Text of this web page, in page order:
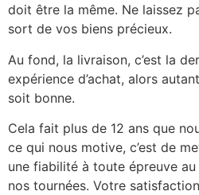
doit être la même. Ne laissez
sort de vos biens précieux.
Au fond, la livraison, c’est la
expérience d’achat, alors
soit bonne.
Cela fait plus de 12 ans que
ce qui nous motive, c’est de
une fiabilité à toute épreuve
nos tournées. Votre